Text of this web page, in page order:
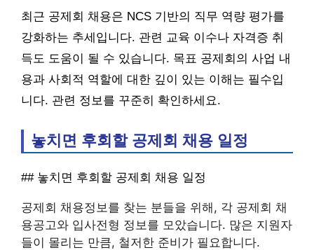
최근 공제회 채용은 NCS 기반의 직무 역량 평가를
강화하는 추세입니다. 관련 교육 이수나 자격증 취
득도 도움이 될 수 있습니다. 목표 공제회의 사업 내
용과 사회적 역할에 대한 깊이 있는 이해는 필수입
니다. 관련 정보를 꾸준히 확인하세요.
놓치면 후회할 공제회 채용 일정
## 놓치면 후회할 공제회 채용 일정
공제회 채용정보를 찾는 분들을 위해, 각 공제회 채
용공고와 입사전형 정보를 모았습니다. 많은 지원자
들이 몰리는 만큼, 철저한 준비가 필요합니다.